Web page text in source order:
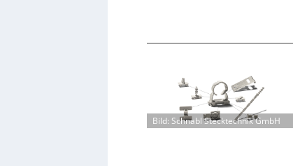
Bild: Schnabl Stecktechnik GmbH